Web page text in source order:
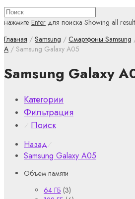
нажмите Enter для поиска Showing all
Главная / Samsung / Смартфоны Samsung
A / Samsung Galaxy A05
Samsung Galaxy
Категории
Фильтрация
⁄ Поиск
Назад⁄
Samsung Galaxy A05
Объем памяти
64 ГБ (3)